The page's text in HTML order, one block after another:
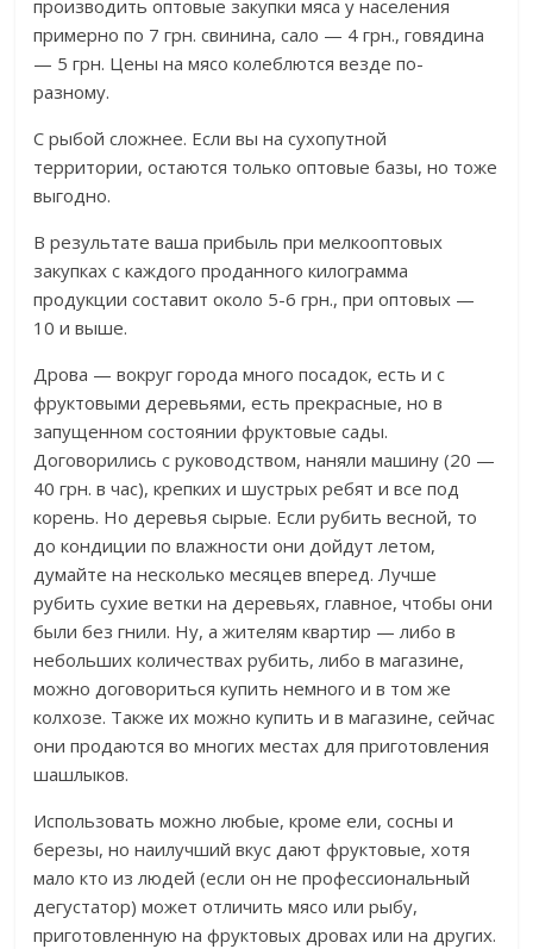
производить оптовые закупки мяса у населения
примерно по 7 грн. свинина, сало — 4 грн., говядина
— 5 грн. Цены на мясо колеблются везде по-
разному.
С рыбой сложнее. Если вы на сухопутной
территории, остаются только оптовые базы, но тоже
выгодно.
В результате ваша прибыль при мелкооптовых
закупках с каждого проданного килограмма
продукции составит около 5-6 грн., при оптовых —
10 и выше.
Дрова — вокруг города много посадок, есть и с
фруктовыми деревьями, есть прекрасные, но в
запущенном состоянии фруктовые сады.
Договорились с руководством, наняли машину (20 —
40 грн. в час), крепких и шустрых ребят и все под
корень. Но деревья сырые. Если рубить весной, то
до кондиции по влажности они дойдут летом,
думайте на несколько месяцев вперед. Лучше
рубить сухие ветки на деревьях, главное, чтобы они
были без гнили. Ну, а жителям квартир — либо в
небольших количествах рубить, либо в магазине,
можно договориться купить немного и в том же
колхозе. Также их можно купить и в магазине, сейчас
они продаются во многих местах для приготовления
шашлыков.
Использовать можно любые, кроме ели, сосны и
березы, но наилучший вкус дают фруктовые, хотя
мало кто из людей (если он не профессиональный
дегустатор) может отличить мясо или рыбу,
приготовленную на фруктовых дровах или на других.